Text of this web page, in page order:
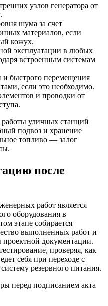
узлов генератора от
шума за счет
материалов, если
кожух.
эксплуатации в любых
встроенным системам
и быстрого перемещения
если это необходимо.
и проводки от
уличных станций
подвоз и хранение
топливо — залог
после
работ является
оборудования в
этапе собирается
выполненных работ и
проектной документации.
проверяя, как
себя при переходе с
резервного питания.
перед подписанием акта